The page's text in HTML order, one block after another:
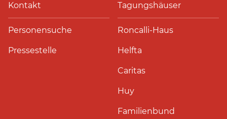
Kontakt
Personensuche
Pressestelle
Tagungshäuser
Roncalli-Haus
Helfta
Caritas
Huy
Familienbund